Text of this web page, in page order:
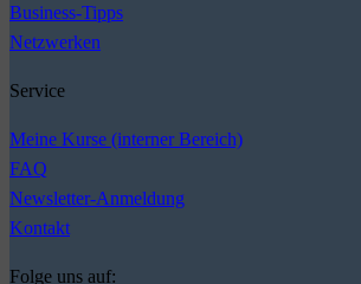
Business-Tipps
Netzwerken
Service
Meine Kurse (interner Bereich)
FAQ
Newsletter-Anmeldung
Kontakt
Folge uns auf: